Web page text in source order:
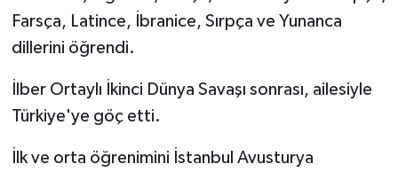
Farsça, Latince, İbranice, Sırpça ve Yunanca
dillerini öğrendi.
İlber Ortaylı İkinci Dünya Savaşı sonrası, ailesiyle
Türkiye'ye göç etti.
İlk ve orta öğrenimini İstanbul Avusturya